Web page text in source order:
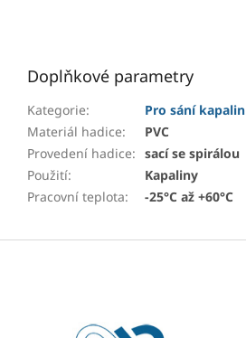
Doplňkové parametry
Kategorie:
Pro sání
Materiál hadice:
PVC
Provedení hadice: sací se spirálou
Použití:
Kapaliny
Pracovní teplota: -25°C až +60°C
Z